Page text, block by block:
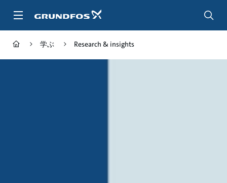
テ
学ぶ Research & insights